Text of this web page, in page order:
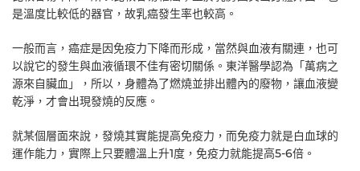
是溫度比較低的器官，故乳癌發生率也較高。
一般而言，癌症是因免疫力下降而形成，當然與血液有關連，也可
以說它的發生與血液循環不佳有密切關係。東洋醫學認為「萬病之
源來自臟血」，所以，身體為了燃燒並排出體內的廢物，讓血液變
乾淨，才會出現發燒的反應。
就某個層面來說，發燒其實能提高免疫力，而免疫力就是白血球的
運作能力，實際上只要體溫上升1度，免疫力就能提高5-6倍。